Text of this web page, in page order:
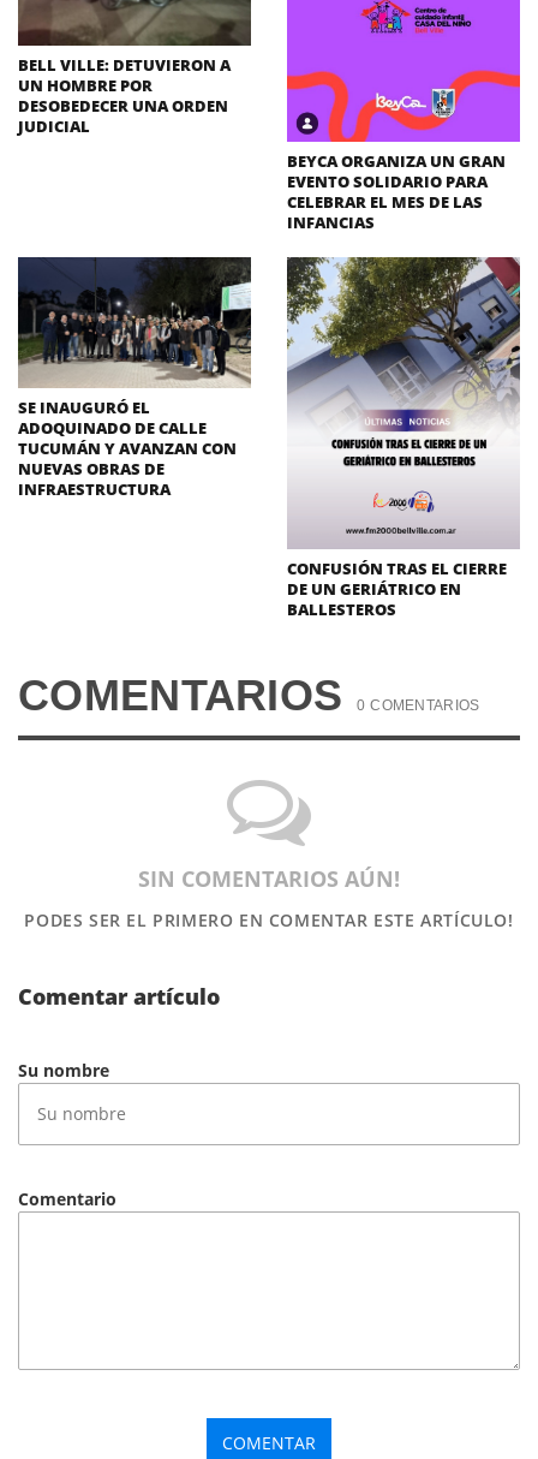
BELL VILLE: DETUVIERON A
UN HOMBRE POR
DESOBEDECER UNA ORDEN
JUDICIAL
BEYCA ORGANIZA UN GRAN
EVENTO SOLIDARIO PARA
CELEBRAR EL MES DE LAS
INFANCIAS
SE INAUGURÓ EL
ADOQUINADO DE CALLE
TUCUMÁN Y AVANZAN CON
NUEVAS OBRAS DE
INFRAESTRUCTURA
CONFUSIÓN TRAS EL CIERRE
DE UN GERIÁTRICO EN
BALLESTEROS
COMENTARIOS 0 COMENTARIOS
SIN COMENTARIOS AÚN!
PODES SER EL PRIMERO EN COMENTAR ESTE ARTÍCULO!
Comentar artículo
Su nombre
Comentario